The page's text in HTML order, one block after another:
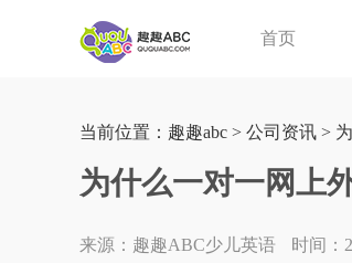
首页
当前位置： 趣趣abc > 公司资讯 >
为什么一对一网上
来源：趣趣ABC少儿英语 时间：